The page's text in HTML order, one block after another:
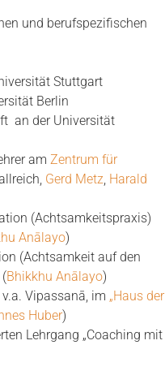
und berufspezifischen
Stuttgart
Berlin
an der Universität
am Zentrum für
Gerd Metz, Harald
(Achtsamkeitspraxis)
Anālayo)
(Achtsamkeit auf den
Bhikkhu Anālayo)
Vipassanā, im „Haus der
Huber)
Lehrgang „Coaching mit